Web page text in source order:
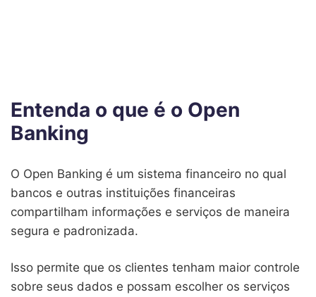
Entenda o que é o Open
Banking
O Open Banking é um sistema financeiro no qual
bancos e outras instituições financeiras
compartilham informações e serviços de maneira
segura e padronizada.
Isso permite que os clientes tenham maior controle
sobre seus dados e possam escolher os serviços